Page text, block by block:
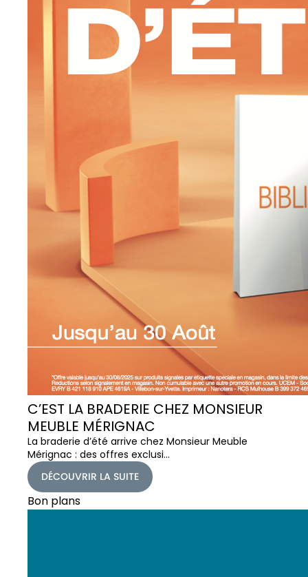
C’EST LA BRADERIE CHEZ MONSIEUR
MEUBLE MÉRIGNAC
La braderie d’été arrive chez Monsieur Meuble
Mérignac : des offres exclusi…
DÉCOUVRIR LA SUITE
Bon plans